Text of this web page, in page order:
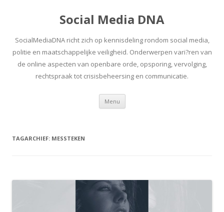
Social Media DNA
SocialMediaDNA richt zich op kennisdeling rondom social media,
politie en maatschappelijke veiligheid. Onderwerpen vari?ren van
de online aspecten van openbare orde, opsporing, vervolging,
rechtspraak tot crisisbeheersing en communicatie.
Menu Spring
inhoud
TAGARCHIEF: MESSTEKEN